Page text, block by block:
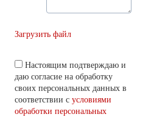
Загрузить файл
Настоящим подтверждаю и
даю согласие на обработку
своих персональных данных в
соответствии с условиями
обработки персональных